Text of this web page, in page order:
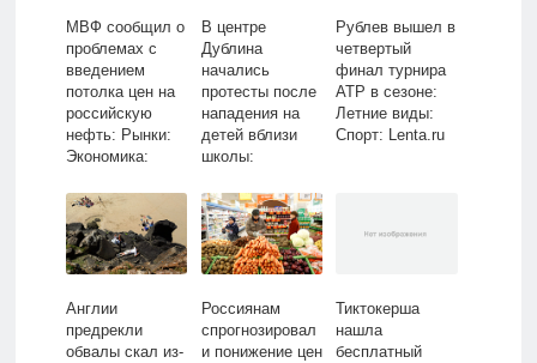
МВФ сообщил о
проблемах с
введением
потолка цен на
российскую
нефть: Рынки:
Экономика:
В центре
Дублина
начались
протесты после
нападения на
детей вблизи
школы:
Мир: Lenta.ru
Рублев вышел в
четвертый
финал турнира
ATP в сезоне:
Летние виды:
Спорт: Lenta.ru
Англии
предрекли
обвалы скал из-
Россиянам
спрогнозировал
и понижение цен
Тиктокерша
нашла
бесплатный